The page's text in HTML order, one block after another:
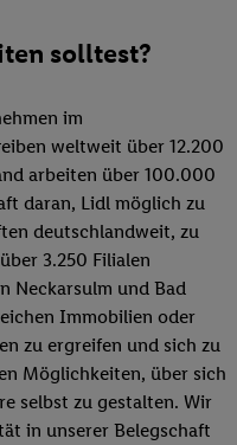
solltest?
im
weltweit über 12.200
arbeiten über 100.000
daran, Lidl möglich zu
deutschlandweit, zu
3.250 Filialen
Neckarsulm und Bad
Immobilien oder
zu ergreifen und sich zu
Möglichkeiten, über sich
selbst zu gestalten. Wir
in unserer Belegschaft